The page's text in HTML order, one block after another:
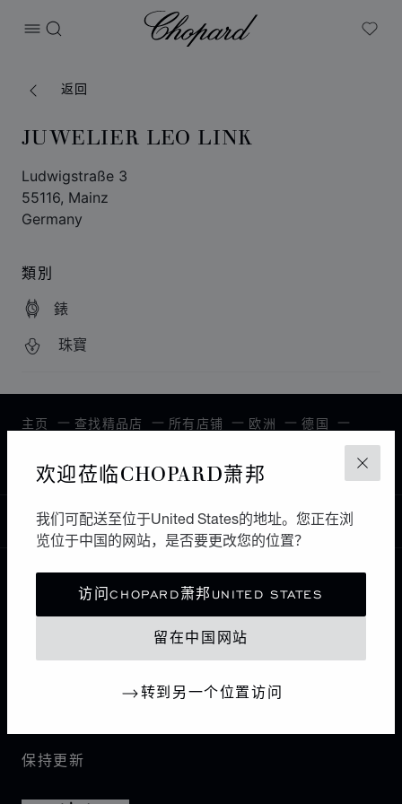
关闭
欢迎莅临CHOPARD萧邦
我们可配送至位于United States的地址。您正在浏
览位于中国的网站，是否要更改您的位置？
访问CHOPARD萧邦UNITED STATES
留在中国网站
转到另一个位置访问
打开菜单
搜索
Chopard
My
返回
JUWELIER LEO LINK
Ludwigstraße 3
55116, Mainz
Germany
類別
錶
珠寶
主页 查找精品店 所有店铺 欧洲 德国
中国
本地化（更改国家/地区）
更改国家/地区
联系我们
保持更新